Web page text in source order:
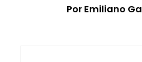
Por Emiliano